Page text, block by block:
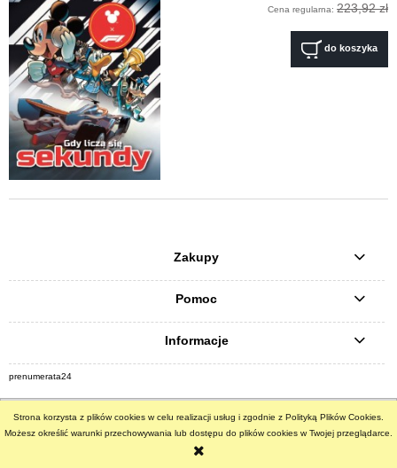
Strona korzysta z plików cookies w celu realizacji usług i zgodnie z Polityką Plików Cookies.
Możesz określić warunki przechowywania lub dostępu do plików cookies w Twojej przeglądarce.
Cena regularna: 223,92 zł
do koszyka
Zakupy
Pomoc
Informacje
prenumerata24
pokaż pełną wersję strony
Sklep internetowy Shoper.pl